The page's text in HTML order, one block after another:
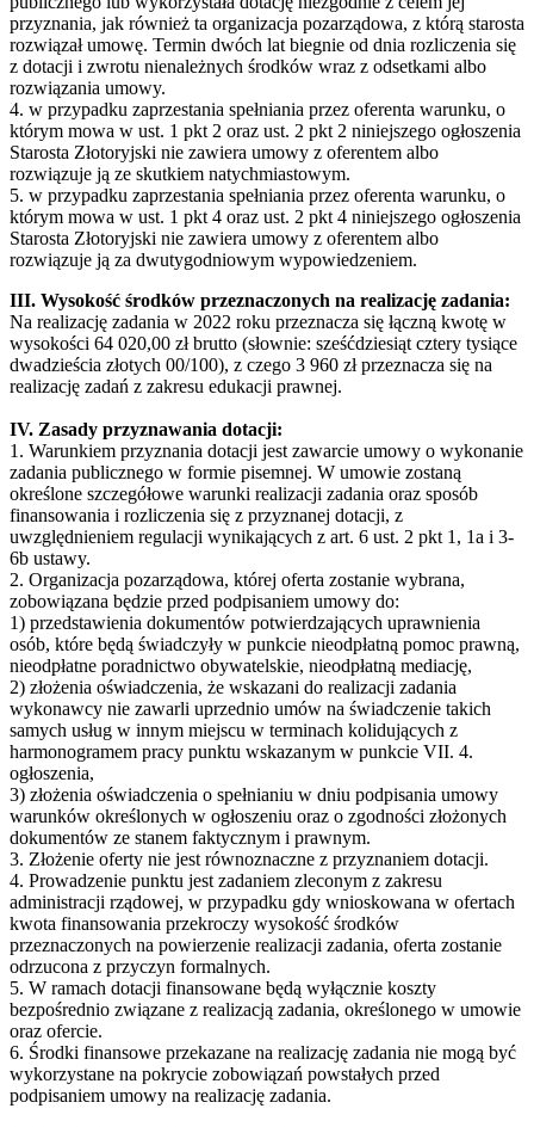
przyznania, jak również ta organizacja pozarządowa, z którą starosta
rozwiązał umowę. Termin dwóch lat biegnie od dnia rozliczenia się
z dotacji i zwrotu nienależnych środków wraz z odsetkami albo
rozwiązania umowy.
4. w przypadku zaprzestania spełniania przez oferenta warunku, o
którym mowa w ust. 1 pkt 2 oraz ust. 2 pkt 2 niniejszego ogłoszenia
Starosta Złotoryjski nie zawiera umowy z oferentem albo
rozwiązuje ją ze skutkiem natychmiastowym.
5. w przypadku zaprzestania spełniania przez oferenta warunku, o
którym mowa w ust. 1 pkt 4 oraz ust. 2 pkt 4 niniejszego ogłoszenia
Starosta Złotoryjski nie zawiera umowy z oferentem albo
rozwiązuje ją za dwutygodniowym wypowiedzeniem.
III. Wysokość środków przeznaczonych na realizację zadania:
Na realizację zadania w 2022 roku przeznacza się łączną kwotę w
wysokości 64 020,00 zł brutto (słownie: sześćdziesiąt cztery tysiące
dwadzieścia złotych 00/100), z czego 3 960 zł przeznacza się na
realizację zadań z zakresu edukacji prawnej.
IV. Zasady przyznawania dotacji:
1. Warunkiem przyznania dotacji jest zawarcie umowy o wykonanie
zadania publicznego w formie pisemnej. W umowie zostaną
określone szczegółowe warunki realizacji zadania oraz sposób
finansowania i rozliczenia się z przyznanej dotacji, z
uwzględnieniem regulacji wynikających z art. 6 ust. 2 pkt 1, 1a i 3-
6b ustawy.
2. Organizacja pozarządowa, której oferta zostanie wybrana,
zobowiązana będzie przed podpisaniem umowy do:
1) przedstawienia dokumentów potwierdzających uprawnienia
osób, które będą świadczyły w punkcie nieodpłatną pomoc prawną,
nieodpłatne poradnictwo obywatelskie, nieodpłatną mediację,
2) złożenia oświadczenia, że wskazani do realizacji zadania
wykonawcy nie zawarli uprzednio umów na świadczenie takich
samych usług w innym miejscu w terminach kolidujących z
harmonogramem pracy punktu wskazanym w punkcie VII. 4.
ogłoszenia,
3) złożenia oświadczenia o spełnianiu w dniu podpisania umowy
warunków określonych w ogłoszeniu oraz o zgodności złożonych
dokumentów ze stanem faktycznym i prawnym.
3. Złożenie oferty nie jest równoznaczne z przyznaniem dotacji.
4. Prowadzenie punktu jest zadaniem zleconym z zakresu
administracji rządowej, w przypadku gdy wnioskowana w ofertach
kwota finansowania przekroczy wysokość środków
przeznaczonych na powierzenie realizacji zadania, oferta zostanie
odrzucona z przyczyn formalnych.
5. W ramach dotacji finansowane będą wyłącznie koszty
bezpośrednio związane z realizacją zadania, określonego w umowie
oraz ofercie.
6. Środki finansowe przekazane na realizację zadania nie mogą być
wykorzystane na pokrycie zobowiązań powstałych przed
podpisaniem umowy na realizację zadania.